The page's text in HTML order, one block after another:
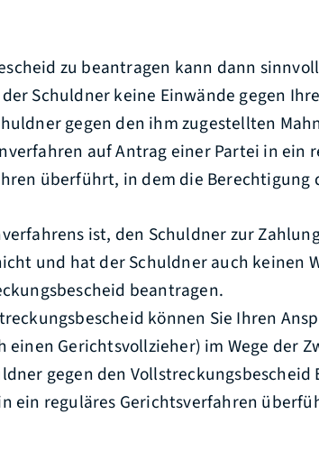
zu beantragen kann dann
Schuldner keine Einwände gegen
gegen den ihm zugestellten
auf Antrag einer Partei in ein
überführt, in dem die
ist, den Schuldner zur
und hat der Schuldner auch keinen
beantragen.
können Sie Ihren
einen Gerichtsvollzieher) im Wege der
gegen den
ein reguläres Gerichtsverfahren